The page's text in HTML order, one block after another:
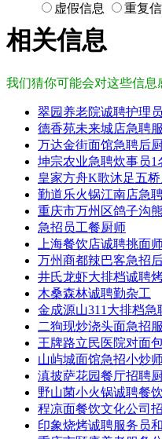
虚假信息
重复
相关信息
我们猜你可能会对这些信
翠园养老院诚聘护理
德香苑未来城店急聘
万达金街面馆急聘后
坤宗农业急聘炊事员1
皇家方舟K歌沐足五
勤道乐火锅江南店急
重庆市万州区鸽子沟
急招员工餐厨师
上海餐饮店诚聘挑面
万州商都辣巴客急招
井氏龙虾大排档诚聘
木桑森林诚聘勤杂工
金成源山311大排档急
二狗现炒浇头面急招
王牌路立民医院对面
山屿城面馆急招小炒
滇披萨花园餐厅招聘
野山菌小火锅诚聘餐
程凉面餐饮文化公司
印象烧烤诚聘服务员